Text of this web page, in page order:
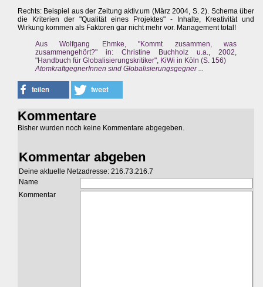
Rechts: Beispiel aus der Zeitung aktiv.um (März 2004, S. 2). Schema über
die Kriterien der "Qualität eines Projektes" - Inhalte, Kreativität und
Wirkung kommen als Faktoren gar nicht mehr vor. Management total!
Aus Wolfgang Ehmke, "Kommt zusammen, was
zusammengehört?" in: Christine Buchholz u.a., 2002,
"Handbuch für Globalisierungskritiker", KiWi in Köln (S. 156)
AtomkraftgegnerInnen sind Globalisierungsgegner ...
Kommentare
Bisher wurden noch keine Kommentare abgegeben.
Kommentar abgeben
Deine aktuelle Netzadresse: 216.73.216.7
Name
Kommentar